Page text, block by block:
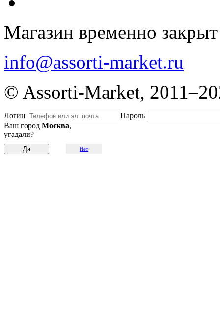
Магазин временно закрыт
info@assorti-market.ru
© Assorti-Market,
Логин
Пароль
Ваш город Москва,
угадали?
Нет